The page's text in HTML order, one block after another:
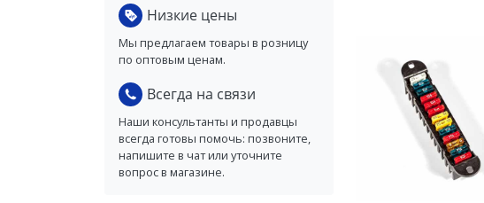
Низкие цены
Мы предлагаем товары в розницу
по оптовым ценам.
Всегда на связи
Наши консультанты и продавцы
всегда готовы помочь: позвоните,
напишите в чат или уточните
вопрос в магазине.